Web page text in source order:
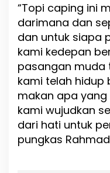
“Topi caping ini
darimana dan
dan untuk siapa
kami kedepan
pasangan muda
kami telah
makan apa yang
kami wujudkan
dari hati untuk
pungkas